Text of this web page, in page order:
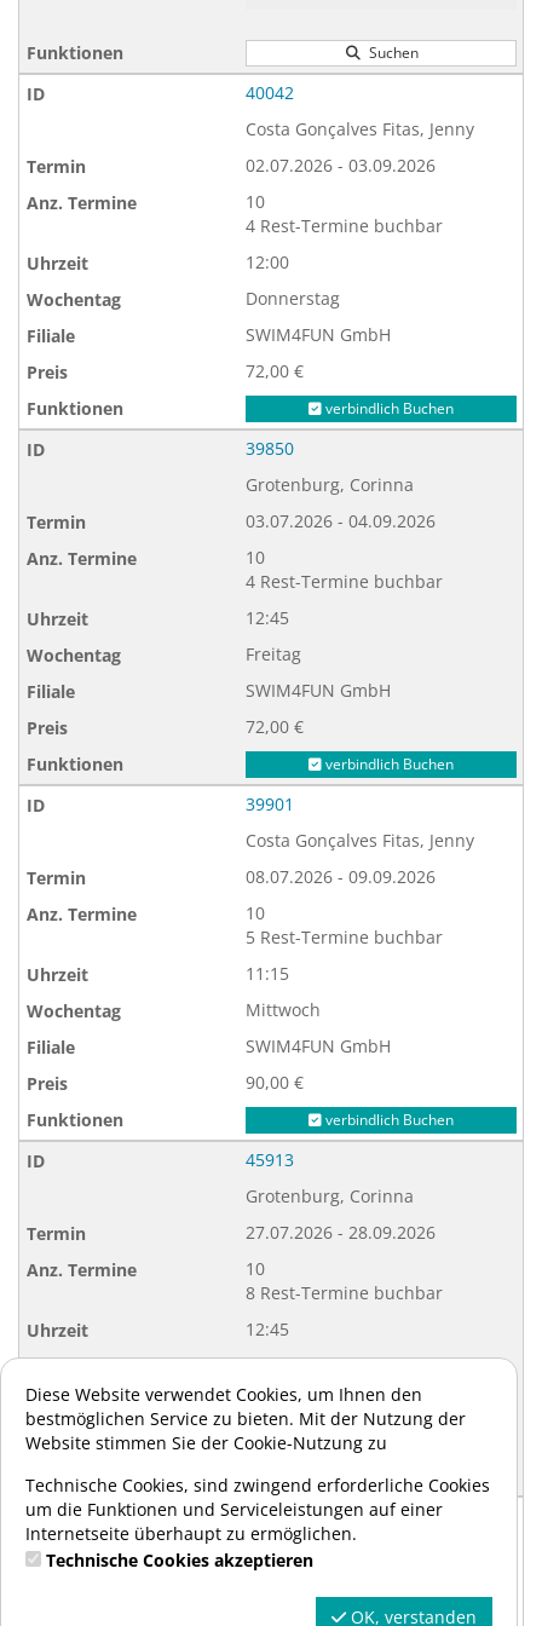
Suchen
40042
Costa Gonçalves Fitas, Jenny
02.07.2026 - 03.09.2026
10
4 Rest-Termine buchbar
12:00
Donnerstag
SWIM4FUN GmbH
72,00 €
verbindlich Buchen
39850
Grotenburg, Corinna
03.07.2026 - 04.09.2026
10
4 Rest-Termine buchbar
12:45
Freitag
SWIM4FUN GmbH
72,00 €
verbindlich Buchen
39901
Costa Gonçalves Fitas, Jenny
08.07.2026 - 09.09.2026
10
5 Rest-Termine buchbar
11:15
Mittwoch
SWIM4FUN GmbH
90,00 €
verbindlich Buchen
45913
Grotenburg, Corinna
27.07.2026 - 28.09.2026
10
8 Rest-Termine buchbar
12:45
Montag
SWIM4FUN GmbH
144,00 €
verbindlich Buchen
39919
Alexandra Liberti
Diese Website verwendet Cookies, um Ihnen den
bestmöglichen Service zu bieten. Mit der Nutzung der
Website stimmen Sie der Cookie-Nutzung zu
Technische Cookies, sind zwingend erforderliche Cookies
um die Funktionen und Serviceleistungen auf einer
Internetseite überhaupt zu ermöglichen.
Technische Cookies akzeptieren
OK, verstanden